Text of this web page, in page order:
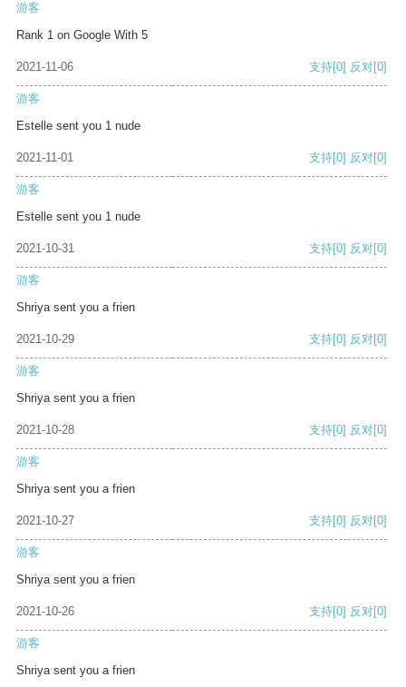
游客
Rank 1 on Google With 5
2021-11-06 支持[0] 反对[0]
游客
Estelle sent you 1 nude
2021-11-01 支持[0] 反对[0]
游客
Estelle sent you 1 nude
2021-10-31 支持[0] 反对[0]
游客
Shriya sent you a frien
2021-10-29 支持[0] 反对[0]
游客
Shriya sent you a frien
2021-10-28 支持[0] 反对[0]
游客
Shriya sent you a frien
2021-10-27 支持[0] 反对[0]
游客
Shriya sent you a frien
2021-10-26 支持[0] 反对[0]
游客
Shriya sent you a frien